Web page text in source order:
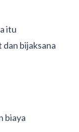
itu
bijaksana
biaya